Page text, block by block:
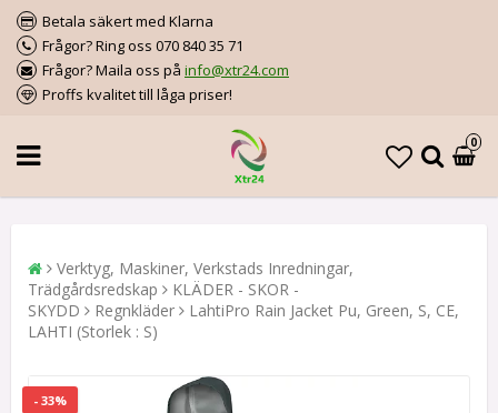
Betala säkert med Klarna
Frågor? Ring oss 070 840 35 71
Frågor? Maila oss på info@xtr24.com
Proffs kvalitet till låga priser!
0
Verktyg, Maskiner, Verkstads Inredningar,
Trädgårdsredskap
KLÄDER - SKOR -
SKYDD
Regnkläder
LahtiPro Rain Jacket Pu, Green, S, CE,
LAHTI (Storlek : S)
- 33%